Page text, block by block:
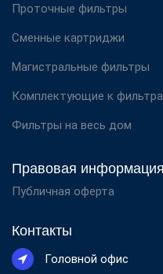
Проточные фильтры
Сменные картриджи
Магистральные фильтры
Комплектующие к
Фильтры на весь дом
Правовая информация
Публичная оферта
Контакты
Головной офис